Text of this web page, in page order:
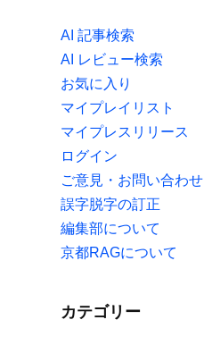
AI 記事検索
AI レビュー検索
お気に入り
マイプレイリスト
マイプレスリリース
ログイン
ご意見・お問い合わせ
誤字脱字の訂正
編集部について
京都RAGについて
カテゴリー